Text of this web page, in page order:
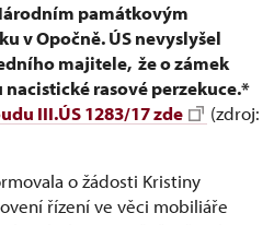
památkovým
v Opočně. ÚS nevyslyšel
majitele, že o zámek
rasové perzekuce.*
III.ÚS 1283/17 zde
(zdroj:
o žádosti Kristiny
řízení ve věci mobiliáře